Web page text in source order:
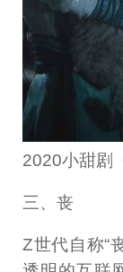
2020小甜剧
三、丧
Z世代自称“